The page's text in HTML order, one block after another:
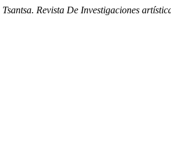
Tsantsa. Revista De Investigaciones